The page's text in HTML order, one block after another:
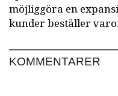
möjliggöra en
kunder beställer
KOMMENTARER